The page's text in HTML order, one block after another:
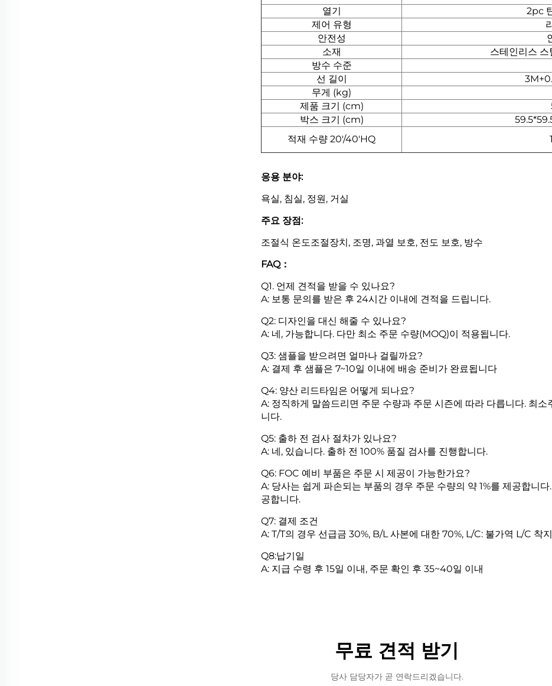
열기
2pc
제어 유형
안전성
소재
스테인리스 스
방수 수준
선 길이
무게 (kg)
제품 크기 (cm)
박스 크기 (cm)
적재 수량 20'/40'HQ
응용 분야:
욕실, 침실, 정원, 거실
주요 장점:
조절식 온도조절장치, 조명, 과열 보호, 전도 보호, 방수
FAQ：
Q1. 언제 견적을 받을 수 있나요?
A: 보통 문의를 받은 후 24시간 이내에 견적을 드립니다.
Q2: 디자인을 대신 해줄 수 있나요?
A: 네, 가능합니다. 다만 최소 주문 수량(MOQ)이 적용됩니다.
Q3: 샘플을 받으려면 얼마나 걸릴까요?
A: 결제 후 샘플은 7~10일 이내에 배송 준비가 완료됩니다
Q4: 양산 리드타임은 어떻게 되나요?
A: 정직하게 말씀드리면 주문 수량과 주문 시즌에 따라 다릅니다. 최
니다.
Q5: 출하 전 검사 절차가 있나요?
A: 네, 있습니다. 출하 전 100% 품질 검사를 진행합니다.
Q6: FOC 예비 부품은 주문 시 제공이 가능한가요?
A: 당사는 쉽게 파손되는 부품의 경우 주문 수량의 약 1%를 제공합니
공합니다.
Q7: 결제 조건
A: T/T의 경우 선급금 30%, B/L 사본에 대한 70%, L/C: 불가역 L/C 착
Q8:납기일
A: 지급 수령 후 15일 이내, 주문 확인 후 35~40일 이내
무료 견적 받기
당사 담당자가 곧 연락드리겠습니다.